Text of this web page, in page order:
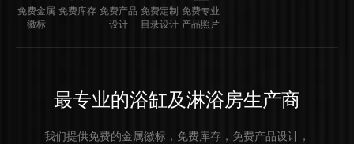
免费金属
徽标
免费库存 免费产品
设计
免费定制
目录设计
免费专业
产品照片
最专业的浴缸及淋浴房生产商
我们提供免费的金属徽标，免费库存，免费产品设计，